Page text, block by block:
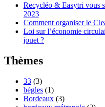
Recycléo & Easytri vous
2023
Comment organiser le
Loi sur l’économie
jouet ?
Thèmes
33 (3)
bègles (1)
Bordeaux (3)